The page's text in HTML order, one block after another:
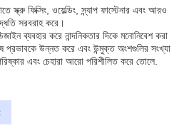
স্ক্রু ফিক্সিং, ওয়েল্ডিং, স্ন্যাপ ফাস্টেনার এবং আরও
সরবরাহ করে।
ব্যবহার করে নান্দনিকতার দিকে মনোনিবেশ করা
প্রভাবকে উন্নত করে এবং উন্মুক্ত অংশগুলির সংখ্যা
এবং চেহারা আরো পরিশীলিত করে তোলে.